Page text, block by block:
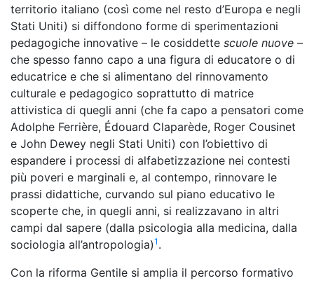
territorio italiano (così come nel resto d’Europa e negli
Stati Uniti) si diffondono forme di sperimentazioni
pedagogiche innovative – le cosiddette scuole nuove –
che spesso fanno capo a una figura di educatore o di
educatrice e che si alimentano del rinnovamento
culturale e pedagogico soprattutto di matrice
attivistica di quegli anni (che fa capo a pensatori come
Adolphe Ferrière, Édouard Claparède, Roger Cousinet
e John Dewey negli Stati Uniti) con l’obiettivo di
espandere i processi di alfabetizzazione nei contesti
più poveri e marginali e, al contempo, rinnovare le
prassi didattiche, curvando sul piano educativo le
scoperte che, in quegli anni, si realizzavano in altri
campi dal sapere (dalla psicologia alla medicina, dalla
sociologia all’antropologia)1 .
Con la riforma Gentile si amplia il percorso formativo